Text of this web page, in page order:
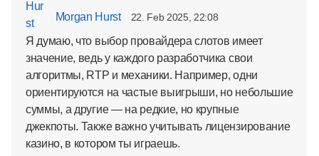
Morgan Hurst 22. Feb 2025, 22:08
Я думаю, что выбор провайдера слотов имеет
значение, ведь у каждого разработчика свои
алгоритмы, RTP и механики. Например, одни
ориентируются на частые выигрыши, но небольшие
суммы, а другие — на редкие, но крупные
джекпоты. Также важно учитывать лицензирование
казино, в котором ты играешь.